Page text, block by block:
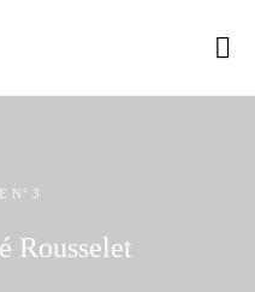
N° 3
Rousselet